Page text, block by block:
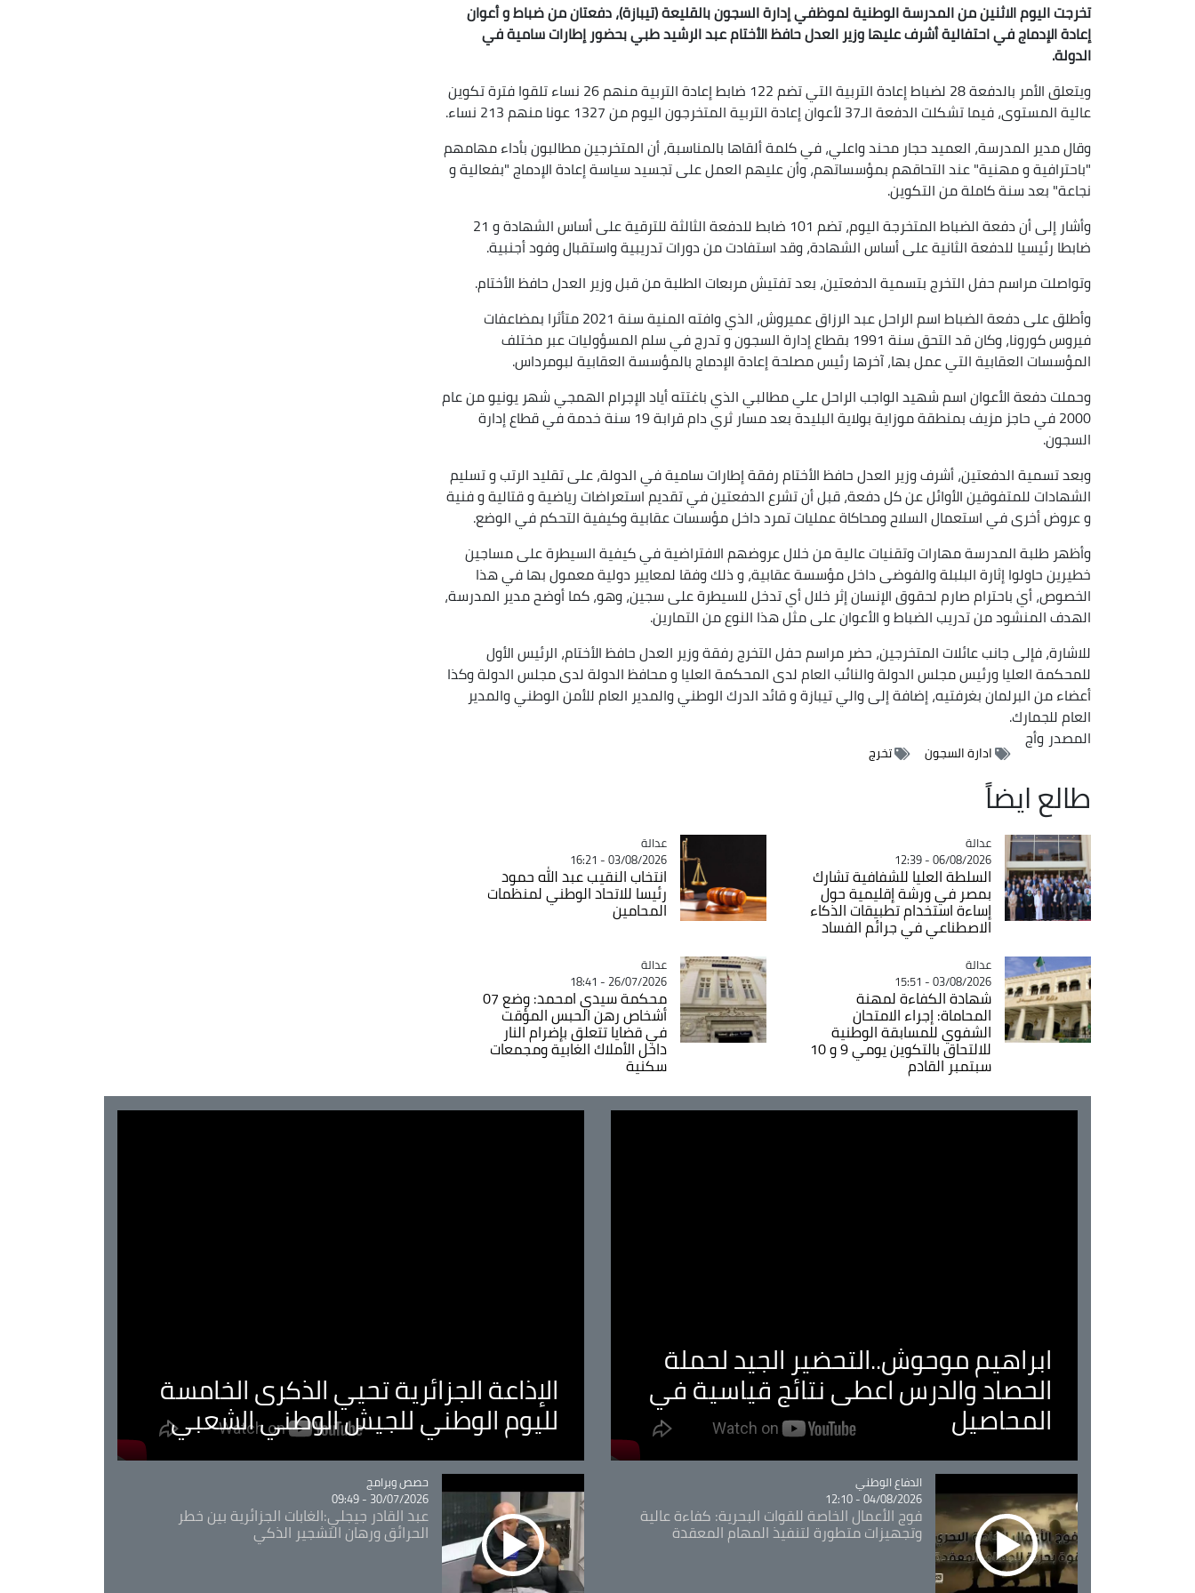
تخرجت اليوم الاثنين من المدرسة الوطنية لموظفي إدارة السجون بالقليعة (تيبازة)، دفعتان من ضباط و أعوان
إعادة الإدماج في احتفالية أشرف عليها وزير العدل حافظ الأختام عبد الرشيد طبي بحضور إطارات سامية في
الدولة.
ويتعلق الأمر بالدفعة 28 لضباط إعادة التربية التي تضم 122 ضابط إعادة التربية منهم 26 نساء تلقوا فترة تكوين
عالية المستوى، فيما تشكلت الدفعة الـ37 لأعوان إعادة التربية المتخرجون اليوم من 1327 عونا منهم 213 نساء.
وقال مدير المدرسة، العميد حجار محند واعلي، في كلمة ألقاها بالمناسبة، أن المتخرجين مطالبون بأداء مهامهم
"باحترافية و مهنية" عند التحاقهم بمؤسساتهم، وأن عليهم العمل على تجسيد سياسة إعادة الإدماج "بفعالية و
نجاعة" بعد سنة كاملة من التكوين.
وأشار إلى أن دفعة الضباط المتخرجة اليوم، تضم 101 ضابط للدفعة الثالثة للترقية على أساس الشهادة و 21
ضابطا رئيسيا للدفعة الثانية على أساس الشهادة، وقد استفادت من دورات تدريبية واستقبال وفود أجنبية.
وتواصلت مراسم حفل التخرج بتسمية الدفعتين، بعد تفتيش مربعات الطلبة من قبل وزير العدل حافظ الأختام.
وأطلق على دفعة الضباط اسم الراحل عبد الرزاق عميروش، الذي وافته المنية سنة 2021 متأثرا بمضاعفات
فيروس كورونا، وكان قد التحق سنة 1991 بقطاع إدارة السجون و تدرج في سلم المسؤوليات عبر مختلف
المؤسسات العقابية التي عمل بها، آخرها رئيس مصلحة إعادة الإدماج بالمؤسسة العقابية لبومرداس.
وحملت دفعة الأعوان اسم شهيد الواجب الراحل علي مطالبي الذي باغتته أياد الإجرام الهمجي شهر يونيو من عام
2000 في حاجز مزيف بمنطقة موزاية بولاية البليدة بعد مسار ثري دام قرابة 19 سنة خدمة في قطاع إدارة
السجون.
وبعد تسمية الدفعتين، أشرف وزير العدل حافظ الأختام رفقة إطارات سامية في الدولة، على تقليد الرتب و تسليم
الشهادات للمتفوقين الأوائل عن كل دفعة، قبل أن تشرع الدفعتين في تقديم استعراضات رياضية و قتالية و فنية
و عروض أخرى في استعمال السلاح ومحاكاة عمليات تمرد داخل مؤسسات عقابية وكيفية التحكم في الوضع.
وأظهر طلبة المدرسة مهارات وتقنيات عالية من خلال عروضهم الافتراضية في كيفية السيطرة على مساجين
خطيرين حاولوا إثارة البلبلة والفوضى داخل مؤسسة عقابية، و ذلك وفقا لمعايير دولية معمول بها في هذا
الخصوص، أي باحترام صارم لحقوق الإنسان إثر خلال أي تدخل للسيطرة على سجين، وهو، كما أوضح مدير المدرسة،
الهدف المنشود من تدريب الضباط و الأعوان على مثل هذا النوع من التمارين.
للاشارة، فإلى جانب عائلات المتخرجين، حضر مراسم حفل التخرج رفقة وزير العدل حافظ الأختام، الرئيس الأول
للمحكمة العليا ورئيس مجلس الدولة والنائب العام لدى المحكمة العليا و محافظ الدولة لدى مجلس الدولة وكذا
أعضاء من البرلمان بغرفتيه، إضافة إلى والي تيبازة و قائد الدرك الوطني والمدير العام للأمن الوطني والمدير
العام للجمارك.
المصدر وأج
ادارة السجون تخرج
طالع ايضاً
Catégorie
عدالة
06/08/2026 - 12:39
السلطة العليا للشفافية تشارك
بمصر في ورشة إقليمية حول
إساءة استخدام تطبيقات الذكاء
الاصطناعي في جرائم الفساد
Catégorie
عدالة
03/08/2026 - 16:21
انتخاب النقيب عبد الله حمود
رئيسا للاتحاد الوطني لمنظمات
المحامين
Catégorie
عدالة
03/08/2026 - 15:51
شهادة الكفاءة لمهنة
المحاماة: إجراء الامتحان
الشفوي للمسابقة الوطنية
للالتحاق بالتكوين يومي 9 و 10
سبتمبر القادم
Catégorie
عدالة
26/07/2026 - 18:41
محكمة سيدي امحمد: وضع 07
أشخاص رهن الحبس المؤقت
في قضايا تتعلق بإضرام النار
داخل الأملاك الغابية ومجمعات
سكنية
ابراهيم موحوش..التحضير الجيد لحملة
الحصاد والدرس اعطى نتائج قياسية في
المحاصيل
الإذاعة الجزائرية تحيي الذكرى الخامسة
لليوم الوطني للجيش الوطني الشعبي
Catégorie
الدفاع الوطني
04/08/2026 - 12:10
فوج الأعمال الخاصة للقوات البحرية: كفاءة عالية
وتجهيزات متطورة لتنفيذ المهام المعقدة
Catégorie
حصص وبرامج
30/07/2026 - 09:49
عبد القادر جيجلي:الغابات الجزائرية بين خطر
الحرائق ورهان التشجير الذكي